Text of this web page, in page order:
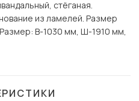
стёганая.
из ламелей. Размер
В-1030 мм, Ш-1910 мм,